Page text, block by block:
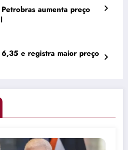
aumenta preço
e registra maior preço